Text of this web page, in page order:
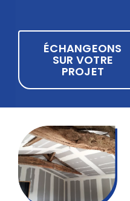
ÉCHANGEONS
SUR VOTRE
PROJET